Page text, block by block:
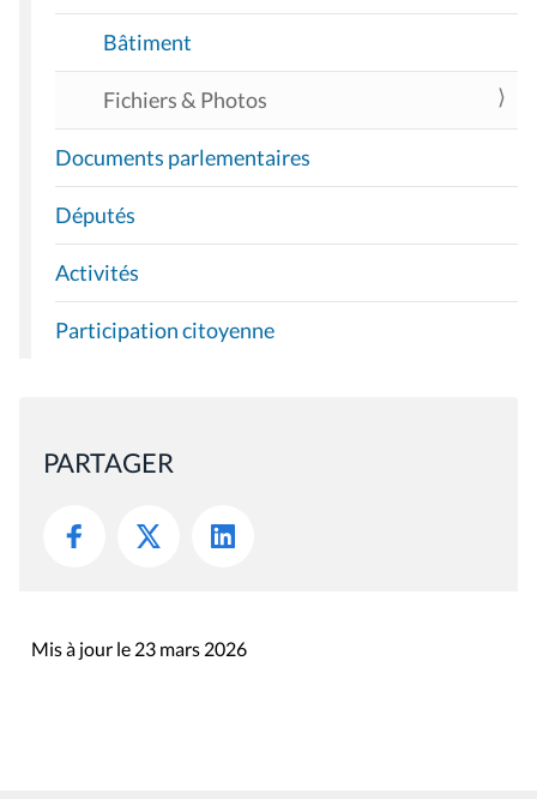
Bâtiment
Fichiers & Photos
Documents parlementaires
Députés
Activités
Participation citoyenne
PARTAGER
Mis à jour le 23 mars 2026